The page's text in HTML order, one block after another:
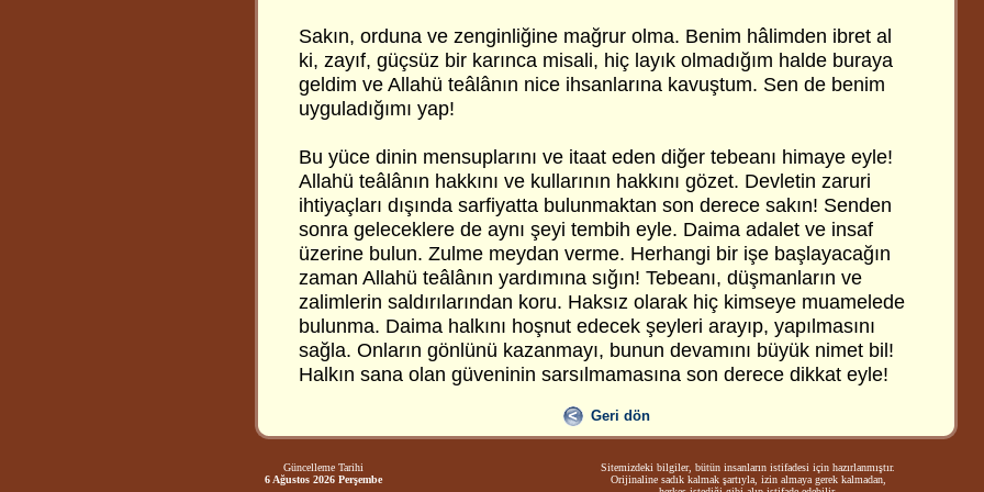
Sakın, orduna ve zenginliğine mağrur olma. Benim hâlimden ibret al
ki, zayıf, güçsüz bir karınca misali, hiç layık olmadığım halde buraya
geldim ve Allahü teâlânın nice ihsanlarına kavuştum. Sen de benim
uyguladığımı yap!
Bu yüce dinin mensuplarını ve itaat eden diğer tebeanı himaye eyle!
Allahü teâlânın hakkını ve kullarının hakkını gözet. Devletin zaruri
ihtiyaçları dışında sarfiyatta bulunmaktan son derece sakın! Senden
sonra geleceklere de aynı şeyi tembih eyle. Daima adalet ve insaf
üzerine bulun. Zulme meydan verme. Herhangi bir işe başlayacağın
zaman Allahü teâlânın yardımına sığın! Tebeanı, düşmanların ve
zalimlerin saldırılarından koru. Haksız olarak hiç kimseye muamelede
bulunma. Daima halkını hoşnut edecek şeyleri arayıp, yapılmasını
sağla. Onların gönlünü kazanmayı, bunun devamını büyük nimet bil!
Halkın sana olan güveninin sarsılmamasına son derece dikkat eyle!
Geri dön
Güncelleme Tarihi
6 Ağustos 2026 Perşembe
Sitemizdeki bilgiler, bütün insanların istifadesi için hazırlanmıştır.
Orijinaline sadık kalmak şartıyla, izin almaya gerek kalmadan,